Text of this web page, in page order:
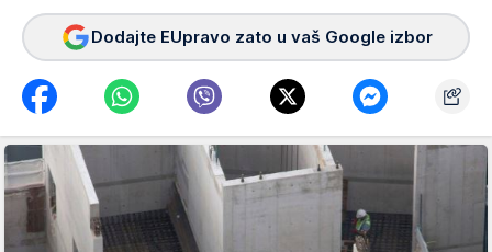
Dodajte EUpravo zato u vaš Google izbor